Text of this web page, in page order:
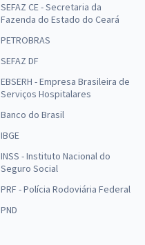
SEFAZ CE - Secretaria da
Fazenda do Estado do Ceará
PETROBRAS
SEFAZ DF
EBSERH - Empresa Brasileira de
Serviços Hospitalares
Banco do Brasil
IBGE
INSS - Instituto Nacional do
Seguro Social
PRF - Polícia Rodoviária Federal
PND